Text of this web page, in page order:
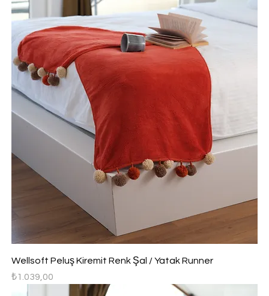
Wellsoft Peluş Kiremit Renk Şal / Yatak Runner
Fiyat
₺1.039,00